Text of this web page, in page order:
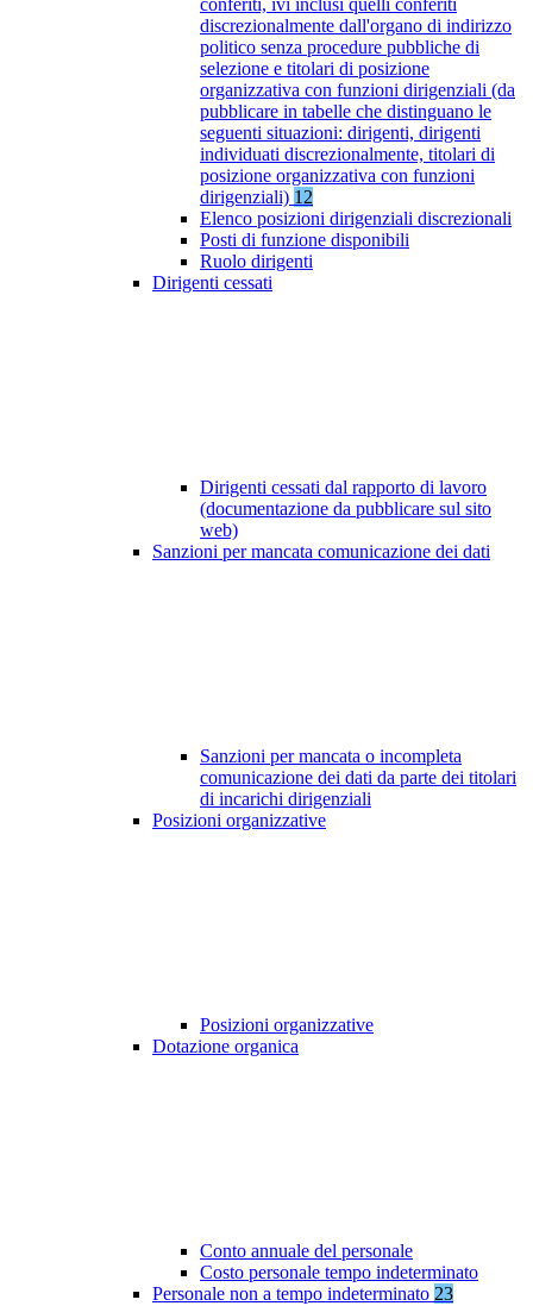
conferiti, ivi inclusi quelli conferiti
discrezionalmente dall'organo di indirizzo
politico senza procedure pubbliche di
selezione e titolari di posizione
organizzativa con funzioni dirigenziali (da
pubblicare in tabelle che distinguano le
seguenti situazioni: dirigenti, dirigenti
individuati discrezionalmente, titolari di
posizione organizzativa con funzioni
dirigenziali) 12
Elenco posizioni dirigenziali discrezionali
Posti di funzione disponibili
Ruolo dirigenti
Dirigenti cessati
Dirigenti cessati dal rapporto di lavoro
(documentazione da pubblicare sul sito
web)
Sanzioni per mancata comunicazione dei dati
Sanzioni per mancata o incompleta
comunicazione dei dati da parte dei titolari
di incarichi dirigenziali
Posizioni organizzative
Posizioni organizzative
Dotazione organica
Conto annuale del personale
Costo personale tempo indeterminato
Personale non a tempo indeterminato 23